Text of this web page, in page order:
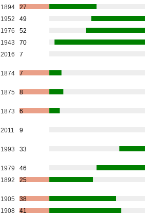
1894
27
1952
49
1976
52
1943
70
2016 7
1874 7
1875 8
1873 6
2011 9
1993 33
1979
46
1892 25
1905
38
1908
41